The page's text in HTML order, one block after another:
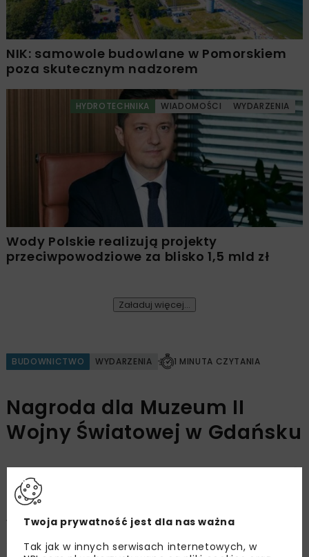
NIK: samowole budowlane w Pomorskiem
poza skutecznym nadzorem
HYDROTECHNIKA WIADOMOŚCI WYDARZENIA
Wody Polskie realizują projekty
przeciwpowodziowe za blisko 1,5 mld zł
Załaduj więcej...
BUDOWNICTWO WYDARZENIA 1 MINUTA CZYTANIA
Nagroda dla Muzeum II
Wojny Światowej w Gdańsku
16 października 2018 r. na uroczystej gali w
siedzibie SARP w Gdańsku wręczono „Nagrody
Twoja prywatność jest dla nas ważna
Tak jak w innych serwisach internetowych, w